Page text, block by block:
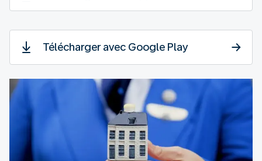
Télécharger avec Google Play